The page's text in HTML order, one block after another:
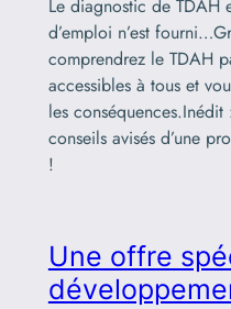
Le diagnostic de TDAH
d’emploi n’est
comprendrez le TDAH
accessibles à tous et
les
conseils avisés d’une
!
Une offre